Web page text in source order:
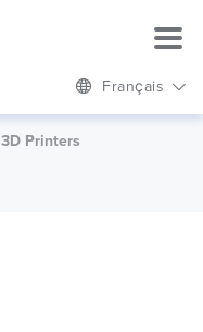
Français
3D Printers